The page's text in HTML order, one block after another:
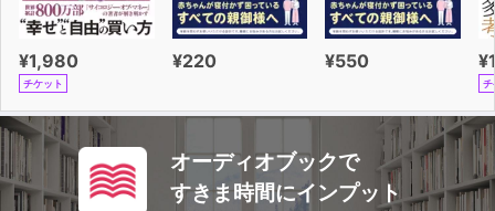
¥1,980
チケット
¥220 ¥550
チ
オーディオブックで
すきま時間にインプット